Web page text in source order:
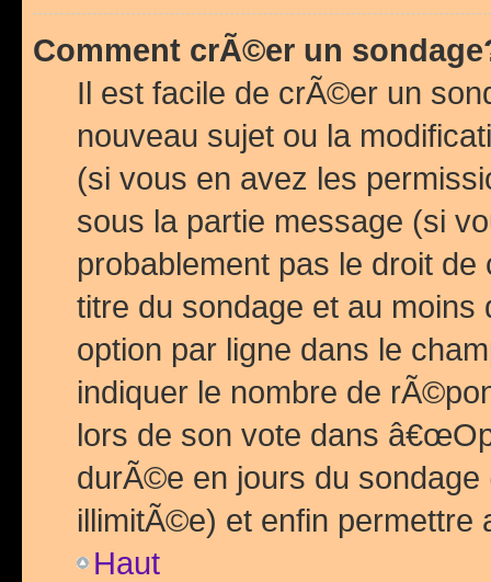
Comment crÃ©er un
Il est facile de crÃ©er un
nouveau sujet ou la
(si vous en avez les
sous la partie message (si
probablement pas le droit
titre du sondage et au
option par ligne dans le
indiquer le nombre de
lors de son vote dans
durÃ©e en jours du
illimitÃ©e) et enfin permettre
Haut